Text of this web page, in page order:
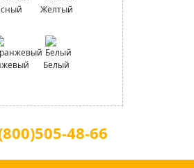
Желтый
Белый
48-66